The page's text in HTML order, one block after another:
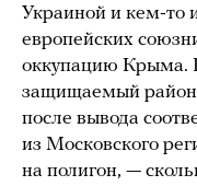
Украиной и кем-то
европейских
оккупацию Крыма.
защищаемый
после вывода
из Московского
на полигон, —